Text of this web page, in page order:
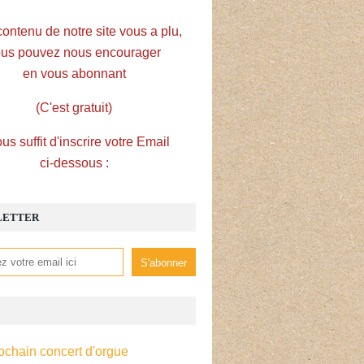
concert d'orgue
de notre site vous a plu,
pouvez nous encourager
en vous abonnant
(C'est gratuit)
suffit d'inscrire votre Email
ci-dessous :